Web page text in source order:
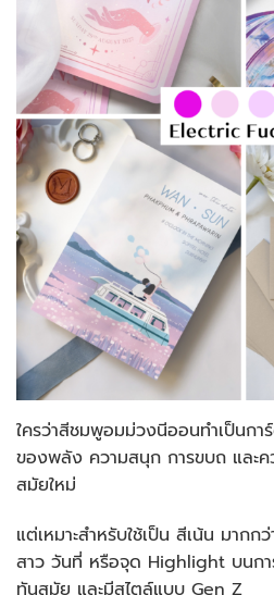
ใครว่าสีชมพูอมม่วงนีออนทำเป็นก
ของพลัง ความสนุก การขบถ และ
สมัยใหม่
แต่เหมาะสำหรับใช้เป็น สีเน้น มาก
สาว วันที่ หรือจุด Highlight บนกา
ทันสมัย และมีสไตล์แบบ Gen Z